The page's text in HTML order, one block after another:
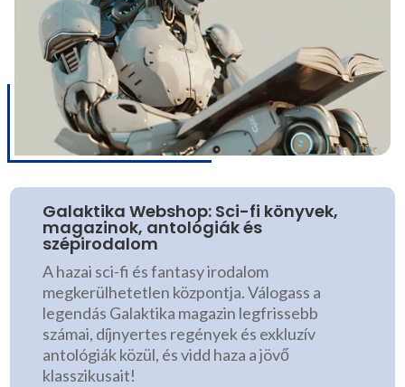
Galaktika Webshop: Sci-fi könyvek,
magazinok, antológiák és
szépirodalom
A hazai sci-fi és fantasy irodalom
megkerülhetetlen központja. Válogass a
legendás Galaktika magazin legfrissebb
számai, díjnyertes regények és exkluzív
antológiák közül, és vidd haza a jövő
klasszikusait!